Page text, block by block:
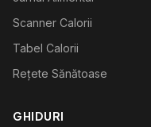
Scanner Calorii
Tabel Calorii
Rețete Sănătoase
GHIDURI